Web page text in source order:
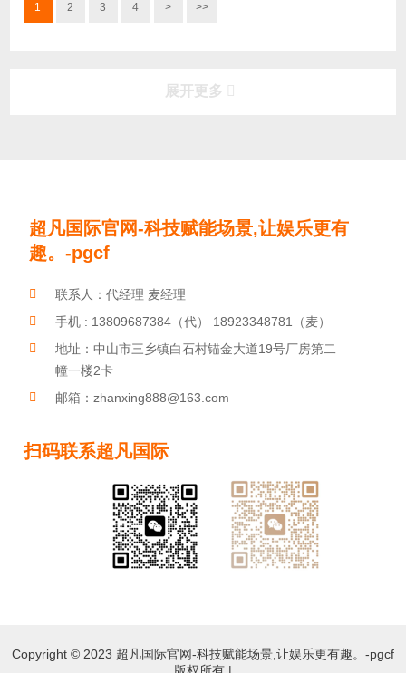
1 2 3 4 > >>
展开更多
玩具发音琴片 儿童音乐玩具 户外敲击乐器
教导官琴380
教导官琴V
教导官琴EH
超凡国际官网-科技赋能场景,让娱乐更有
趣。-pgcf
联系人：代经理 麦经理
手机 : 13809687384（代） 18923348781（麦）
地址：中山市三乡镇白石村锚金大道19号厂房第二
幢一楼2卡
邮箱：zhanxing888@163.com
扫码联系超凡国际
Copyright © 2023 超凡国际官网-科技赋能场景,让娱乐更有趣。-pgcf